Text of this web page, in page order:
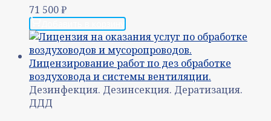
71 500₽
Дезинфекция. Дезинсекция. Дератизация.
ДДД